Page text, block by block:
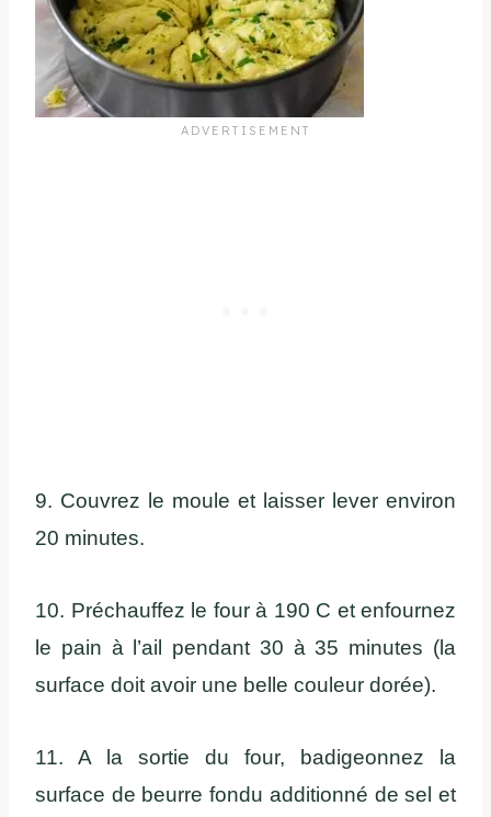
9. Couvrez le moule et laisser lever environ
20 minutes.
10. Préchauffez le four à 190 C et enfournez
le pain à l’ail pendant 30 à 35 minutes (la
surface doit avoir une belle couleur dorée).
11. A la sortie du four, badigeonnez la
surface de beurre fondu additionné de sel et